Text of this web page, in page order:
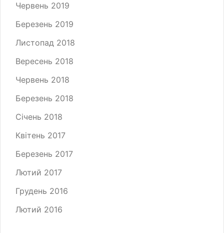
Червень 2019
Березень 2019
Листопад 2018
Вересень 2018
Червень 2018
Березень 2018
Січень 2018
Квітень 2017
Березень 2017
Лютий 2017
Грудень 2016
Лютий 2016